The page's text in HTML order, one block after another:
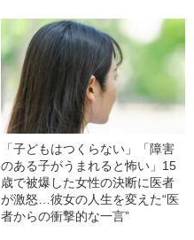
「子どもはつくらない」「障害
のある子がうまれると怖い」15
歳で被爆した女性の決断に医者
が激怒…彼女の人生を変えた“医
者からの衝撃的な一言”